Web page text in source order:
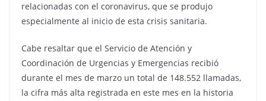
relacionadas con el coronavirus, que se produjo
especialmente al inicio de esta crisis sanitaria.
Cabe resaltar que el Servicio de Atención y
Coordinación de Urgencias y Emergencias recibió
durante el mes de marzo un total de 148.552 llamadas,
la cifra más alta registrada en este mes en la historia